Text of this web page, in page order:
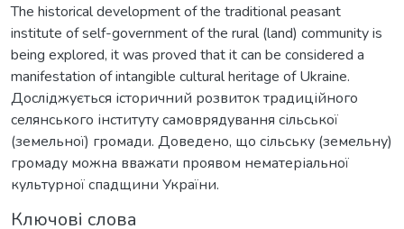
The historical development of the traditional peasant
institute of self-government of the rural (land) community is
being explored, it was proved that it can be considered a
manifestation of intangible cultural heritage of Ukraine.
Досліджується історичний розвиток традиційного
селянського інституту самоврядування сільської
(земельної) громади. Доведено, що сільську (земельну)
громаду можна вважати проявом нематеріальної
культурної спадщини України.
Ключові слова